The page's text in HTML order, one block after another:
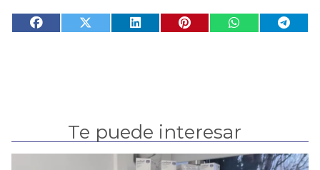
Te puede interesar